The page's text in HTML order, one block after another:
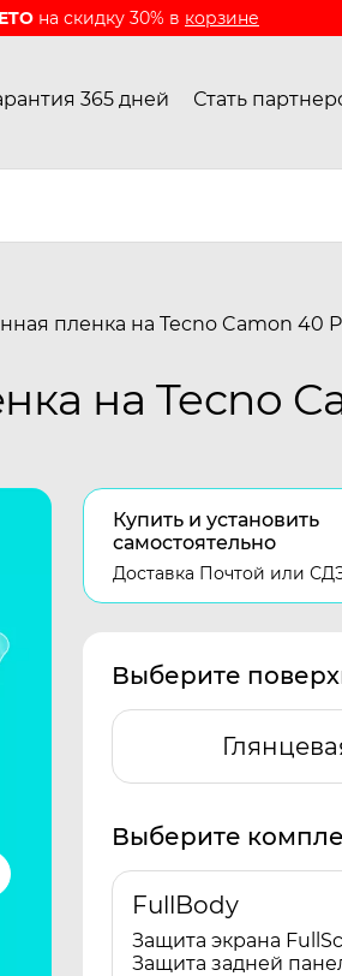
на скидку 30% в корзине
365 дней Стать
пленка на Tecno Camon 40
на Tecno
Купить и установить
самостоятельно
Доставка Почтой или
Выберите
Выберите
FullBody
Защита экрана
Защита задней